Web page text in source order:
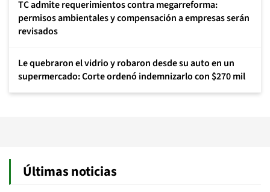
TC admite requerimientos contra megarreforma:
permisos ambientales y compensación a empresas serán
revisados
Le quebraron el vidrio y robaron desde su auto en un
supermercado: Corte ordenó indemnizarlo con $270 mil
Últimas noticias